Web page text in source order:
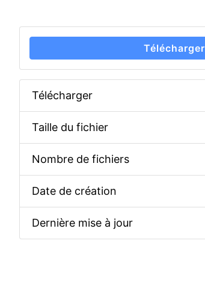
Télécharger
Télécharger
Taille du fichier
Nombre de fichiers
Date de création
Dernière mise à jour